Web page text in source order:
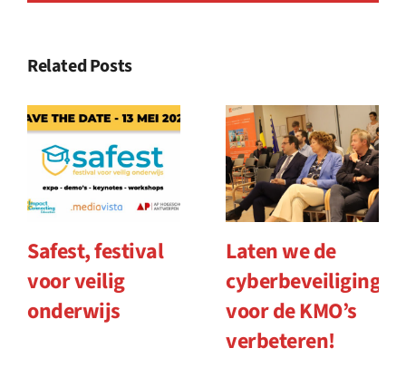
Related Posts
Safest, festival
voor veilig
onderwijs
Laten we de
cyberbeveiliging
voor de KMO’s
verbeteren!